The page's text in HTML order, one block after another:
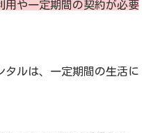
用や一定期間の契約が必要
タルは、一定期間の生活に